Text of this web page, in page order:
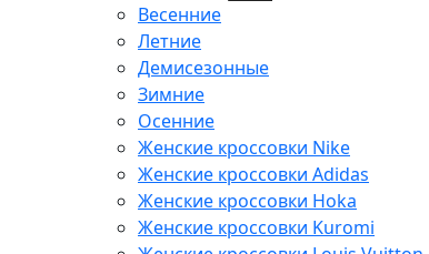
Весенние
Летние
Демисезонные
Зимние
Осенние
Женские кроссовки Nike
Женские кроссовки Adidas
Женские кроссовки Hoka
Женские кроссовки Kuromi